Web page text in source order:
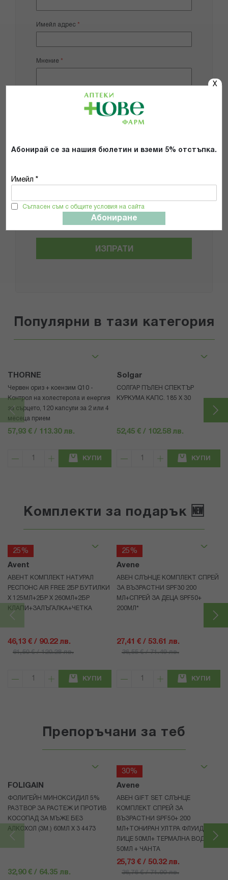
X
Абонирай се за нашия бюлетин и вземи 5% отстъпка.
Имейл *
Съгласен съм с общите условия на сайта
Абониране
Имейл адрес
Мнение
Общите условия и политиката за
поверителност *
ИЗПРАТИ
Популярни в тази категория
THORNE
Червен ориз + коензим Q10 -
Контрол на холестерола и енергия
за сърцето, 120 капсули за 2 или 4
месеца прием
57,93 € / 113.30 лв.
КУПИ
Solgar
СОЛГАР ПЪЛЕН СПЕКТЪР
КУРКУМА КАПС. 185 Х 30
52,45 € / 102.58 лв.
КУПИ
Комплекти за подарък 🆕
25%
Avent
АВЕНТ КОМПЛЕКТ НАТУРАЛ
РЕСПОНС AIR FREE 2БР БУТИЛКИ
Х 125МЛ+2БР Х 260МЛ+2БР
КЛАПИ+ЗАЛЪГАЛКА+ЧЕТКА
46,13 € / 90.22 лв.
61,50 € / 120.28 лв.
КУПИ
25%
Avene
АВЕН СЛЪНЦЕ КОМПЛЕКТ СПРЕЙ
ЗА ВЪЗРАСТНИ SPF30 200
МЛ+СПРЕЙ ЗА ДЕЦА SPF50+
200МЛ*
27,41 € / 53.61 лв.
36,55 € / 71.49 лв.
КУПИ
Препоръчани за теб
FOLIGAIN
ФОЛИГЕЙН МИНОКСИДИЛ 5%
РАЗТВОР ЗА РАСТЕЖ И ПРОТИВ
КОСОПАД ЗА МЪЖЕ БЕЗ
АЛКОХОЛ (3М.) 60МЛ X 3 4473
32,90 € / 64.35 лв.
30%
Avene
АВЕН GIFT SET СЛЪНЦЕ
КОМПЛЕКТ СПРЕЙ ЗА
ВЪЗРАСТНИ SPF50+ 200
МЛ+ТОНИРАН УЛТРА ФЛУИД ЗА
ЛИЦЕ 50МЛ+ ТЕРМАЛНА ВОДА
50МЛ + ЧАНТА
25,73 € / 50.32 лв.
36,76 € / 71.90 лв.